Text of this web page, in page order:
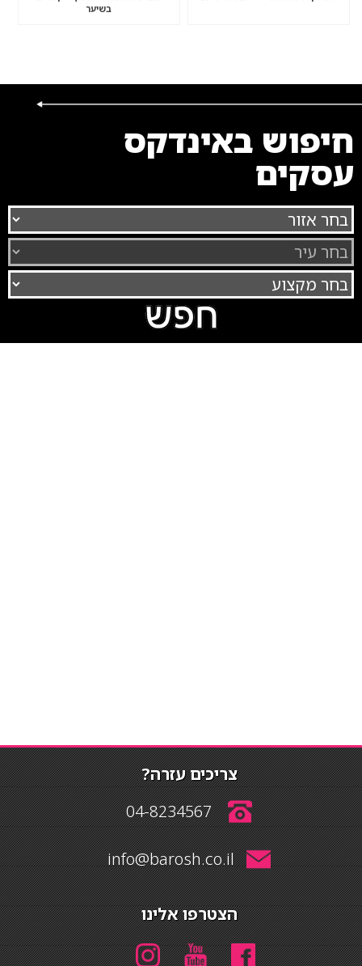
בשיער
חיפוש באינדקס
עסקים
צריכים עזרה?
04-8234567
info@barosh.co.il
הצטרפו אלינו